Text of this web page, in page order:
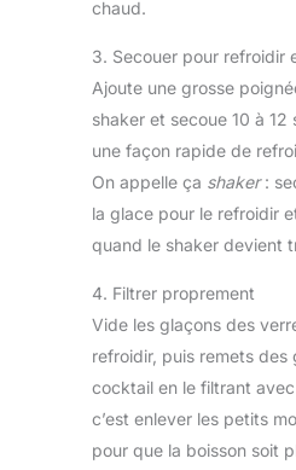
chaud.
3. Secouer pour refroidir
Ajoute une grosse
shaker et secoue 10 à 12
une façon rapide de
On appelle ça shaker:
la glace pour le refroidir
quand le shaker devient
4. Filtrer proprement
Vide les glaçons des
refroidir, puis remets des
cocktail en le filtrant
c’est enlever les petits
pour que la boisson soit